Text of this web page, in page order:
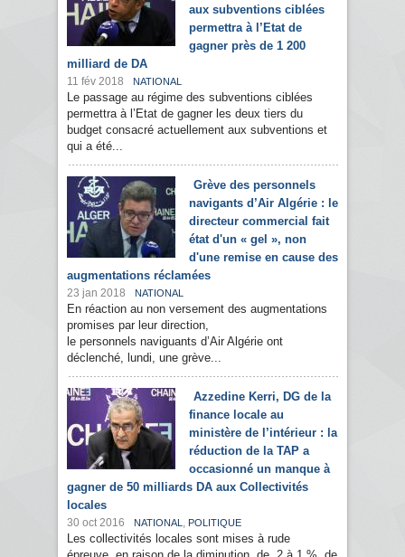
aux subventions ciblées
permettra à l’Etat de
gagner près de 1 200
milliard de DA
11 fév 2018 NATIONAL
Le passage au régime des subventions ciblées
permettra à l’Etat de gagner les deux tiers du
budget consacré actuellement aux subventions et
qui a été...
Grève des personnels
navigants d’Air Algérie : le
directeur commercial fait
état d'un « gel », non
d'une remise en cause des
augmentations réclamées
23 jan 2018 NATIONAL
En réaction au non versement des augmentations
promises par leur direction,
le personnels naviguants d’Air Algérie ont
déclenché, lundi, une grève...
Azzedine Kerri, DG de la
finance locale au
ministère de l’intérieur : la
réduction de la TAP a
occasionné un manque à
gagner de 50 milliards DA aux Collectivités
locales
30 oct 2016 NATIONAL , POLITIQUE
Les collectivités locales sont mises à rude